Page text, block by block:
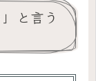
と言う